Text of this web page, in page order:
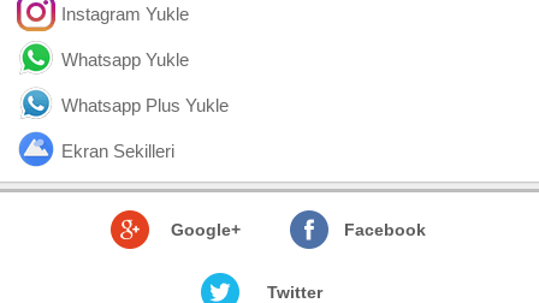
Instagram Yukle
Whatsapp Yukle
Whatsapp Plus Yukle
Ekran Sekilleri
Google+ Facebook
Twitter